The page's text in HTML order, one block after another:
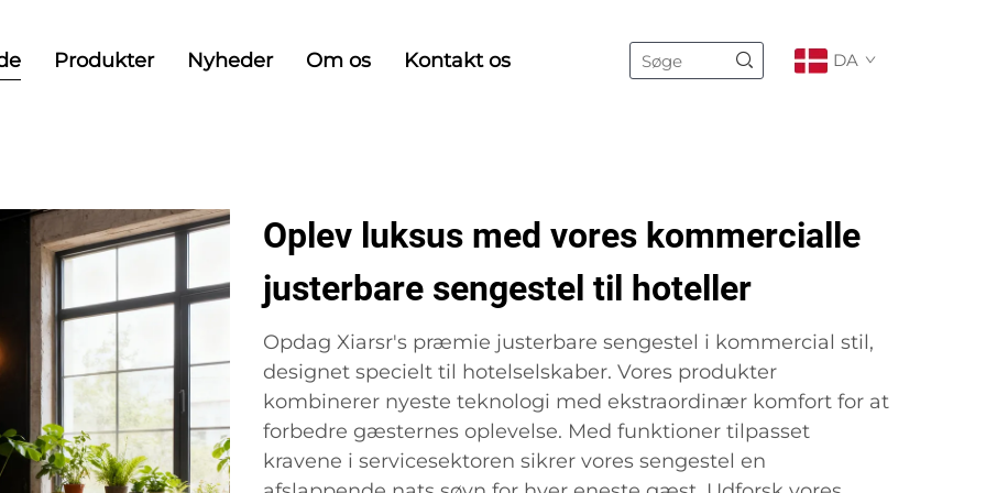
Produkter Nyheder Om os Kontakt os DA
Oplev luksus med vores kommercialle
justerbare sengestel til hoteller
Opdag Xiarsr's præmie justerbare sengestel i kommercial stil,
designet specielt til hotelselskaber. Vores produkter
kombinerer nyeste teknologi med ekstraordinær komfort for at
forbedre gæsternes oplevelse. Med funktioner tilpasset
kravene i servicesektoren sikrer vores sengestel en